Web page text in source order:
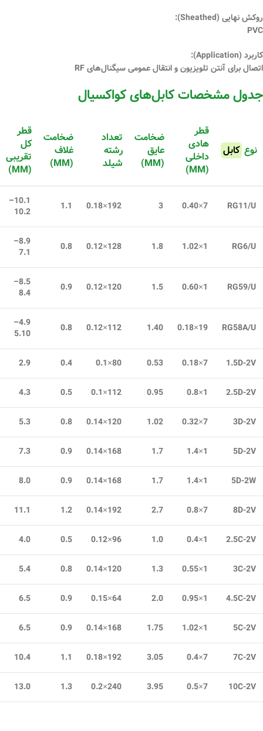
روکش نهایی (Sheathed):
PVC
کاربرد (Application):
اتصال برای آنتن تلویزیون و انتقال عمومی سیگنال‌های RF
جدول مشخصات کابل‌های کواکسیال
نوع کابل
قطر
هادی
داخلی
(MM)
ضخامت
عایق
(MM)
تعداد
رشته
شیلد
ضخامت
غلاف
(MM)
قطر
کل
تقریبی
(MM)
RG11/U
7×0.40
3
192×0.18
1.1
10.1–
10.2
RG6/U
1×1.02
1.8
128×0.12
0.8
8.9–
7.1
RG59/U
1×0.60
1.5
120×0.12
0.9
8.5–
8.4
RG58A/U
19×0.18
1.40
112×0.12
0.8
4.9–
5.10
1.5D-2V
7×0.18
0.53
80×0.1
0.4
2.9
2.5D-2V
1×0.8
0.95
112×0.1
0.5
4.3
3D-2V
7×0.32
1.02
120×0.14
0.8
5.3
5D-2V
1×1.4
1.7
168×0.14
0.9
7.3
5D-2W
1×1.4
1.7
168×0.14
0.9
8.0
8D-2V
7×0.8
2.7
192×0.14
1.2
11.1
2.5C-2V
1×0.4
1.0
96×0.12
0.5
4.0
3C-2V
1×0.55
1.3
120×0.14
0.8
5.4
4.5C-2V
1×0.95
2.0
64×0.15
0.9
6.5
5C-2V
1×1.02
1.75
168×0.14
0.9
6.5
7C-2V
7×0.4
3.05
192×0.18
1.1
10.4
10C-2V
7×0.5
3.95
240×0.2
1.3
13.0